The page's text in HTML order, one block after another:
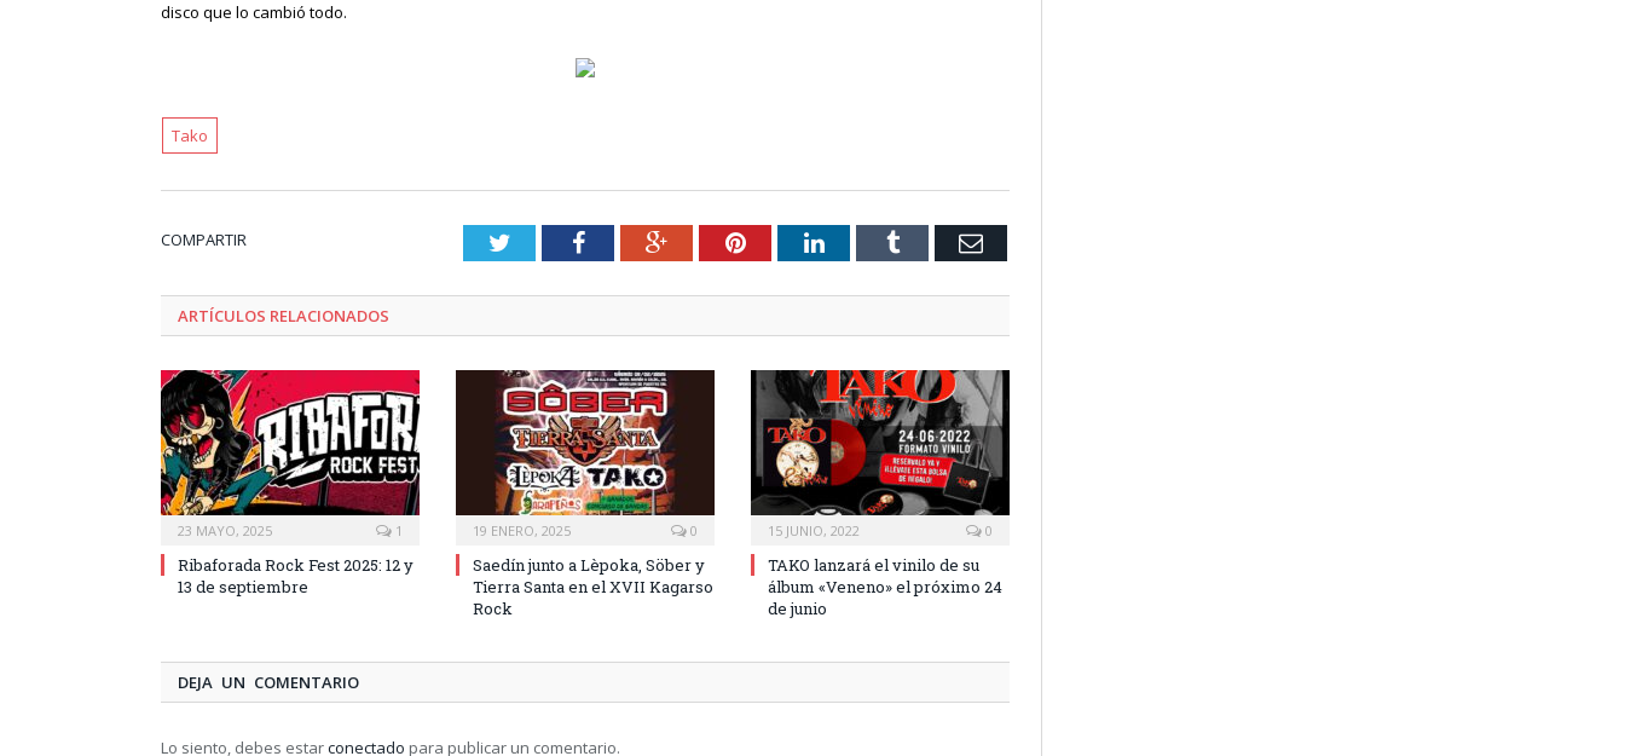
disco que lo cambió todo.
Tako
COMPARTIR TwitterFacebookGoogle+PinterestLinkedInTumblr Email
ARTÍCULOS RELACIONADOS
23 MAYO, 2025 1
Ribaforada Rock Fest 2025: 12 y
13 de septiembre
19 ENERO, 2025 0
Saedín junto a Lèpoka, Söber y
Tierra Santa en el XVII Kagarso
Rock
15 JUNIO, 2022 0
TAKO lanzará el vinilo de su
álbum «Veneno» el próximo 24
de junio
DEJA UN COMENTARIO
Lo siento, debes estarconectado para publicar un comentario.